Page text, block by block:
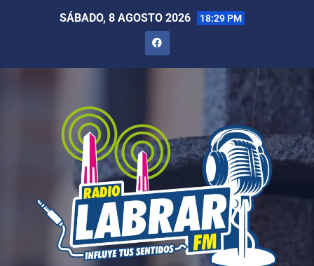
SÁBADO, 8 AGOSTO 2026 18:29 PM